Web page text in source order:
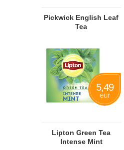
Pickwick English Leaf
Tea
Lipton Green Tea
Intense Mint
5,49
eur